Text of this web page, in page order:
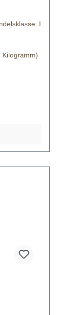
I
Kilogramm)